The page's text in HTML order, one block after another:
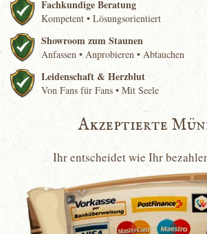
Fachkundige Beratung
Kompetent • Lösungsorientiert
Showroom zum Staunen
Anfassen • Anprobieren • Abtauchen
Leidenschaft & Herzblut
Von Fans für Fans • Mit Seele
Akzeptierte
Ihr entscheidet wie Ihr